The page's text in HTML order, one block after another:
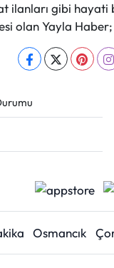
gibi
olan Yayla
Osmancık